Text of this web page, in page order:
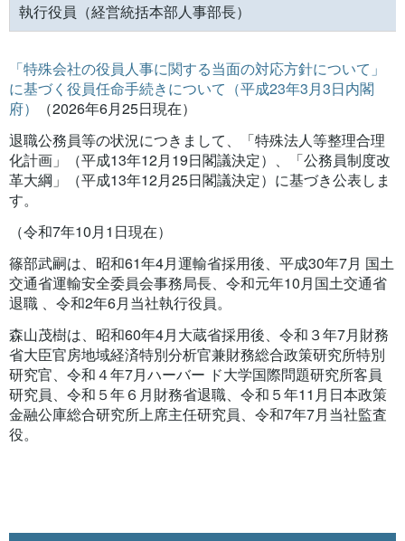
執行役員（経営統括本部人事部長）
「特殊会社の役員人事に関する当面の対応方針について」
に基づく役員任命手続きについて（平成23年3月3日内閣
府）
（2026年6月25日現在）
退職公務員等の状況につきまして、「特殊法⼈等整理合理
化計画」（平成13年12⽉19⽇閣議決定）、「公務員制度改
⾰⼤綱」（平成13年12⽉25⽇閣議決定）に基づき公表しま
す。
（令和7年10月1日現在）
篠部武嗣は、昭和61年4月運輸省採用後、平成30年7月 国土
交通省運輸安全委員会事務局長、令和元年10月国土交通省
退職 、令和2年6月当社執行役員。
森山茂樹は、昭和60年4月大蔵省採用後、令和３年7月財務
省大臣官房地域経済特別分析官兼財務総合政策研究所特別
研究官、令和４年7月ハーバー ド大学国際問題研究所客員
研究員、令和５年６月財務省退職、令和５年11月日本政策
金融公庫総合研究所上席主任研究員、令和7年7月当社監査
役。